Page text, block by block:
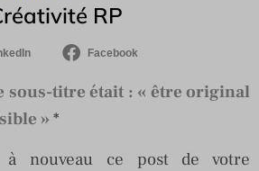
RP
Facebook
sous-titre était : « être original
» *
à nouveau ce post de votre